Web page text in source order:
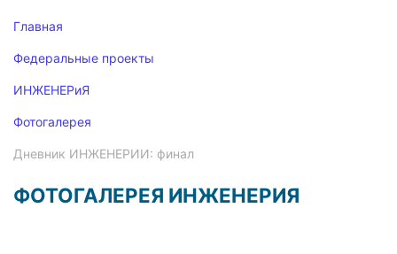
Главная
Федеральные проекты
ИНЖЕНЕРиЯ
Фотогалерея
Дневник ИНЖЕНЕРИИ: финал
ФОТОГАЛЕРЕЯ ИНЖЕНЕРИЯ